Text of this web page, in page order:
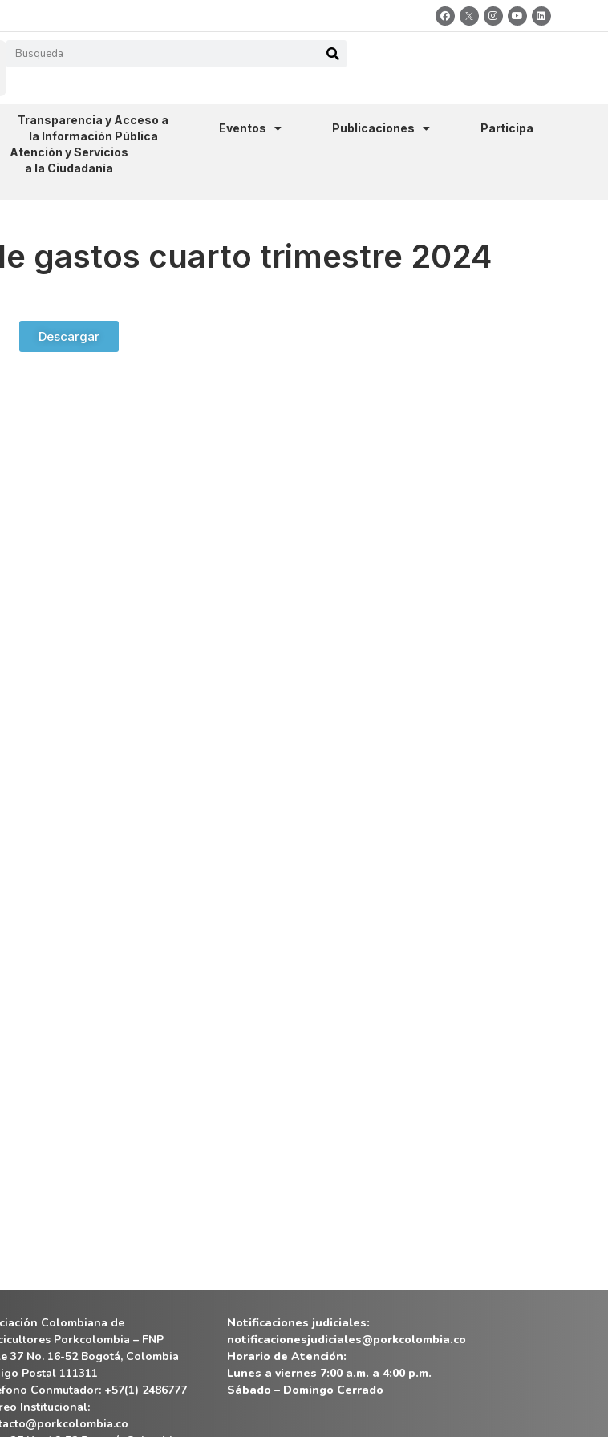
Transparencia y Acceso a
la Información Pública
Eventos Publicaciones
Participa
Atención y Servicios
a la Ciudadanía
gastos cuarto trimestre 2024
Descargar
Colombiana de
Porkcolombia – FNP
37 No. 16-52 Bogotá, Colombia
Postal 111311
Conmutador: +57(1) 2486777
Institucional:
Notificaciones judiciales:
notificacionesjudiciales@porkcolombia.co
Horario de Atención:
Lunes a viernes 7:00 a.m. a 4:00 p.m.
Sábado – Domingo Cerrado